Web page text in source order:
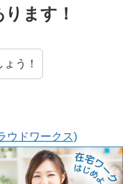
ます！
う！
ウドワークス)